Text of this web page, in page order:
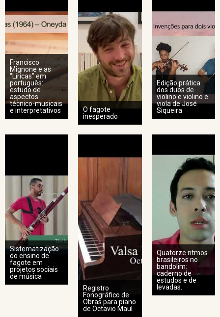
Francisco
Mignone e as
“Líricas” em
português:
estudo de
aspectos
técnico-musicais
e interpretativos
O fagote
inesperado
Edição prática
dos duos de
violino e violino e
viola de José
Siqueira
Sistematização
do ensino de
fagote em
projetos sociais
de música
Registro
Fonográfico de
Obras para piano
de Octavio Maul
Quatorze ritmos
brasileiros no
bandolim:
caderno de
estudos e de
levadas.